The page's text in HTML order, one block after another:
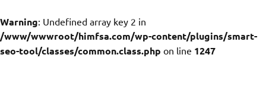
Warning: Undefined array key 2 in
/www/wwwroot/himfsa.com/wp-content/plugins/smart-
seo-tool/classes/common.class.php on line 1247